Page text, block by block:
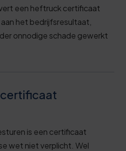
een heftruck certificaat
het bedrijfsresultaat,
onnodige schade gewerkt
is een certificaat
wet niet verplicht. Wel